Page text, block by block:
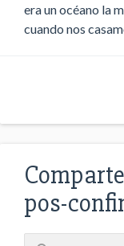
era un océano la
cuando nos
pos-